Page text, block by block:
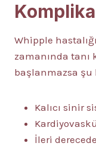
Whipple
zamanında
başlanmazsa
Kalıcı sinir
İleri